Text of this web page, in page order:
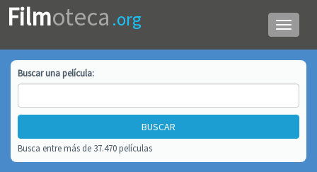
Menú
de
Filmoteca .org
Buscar unapelícula:
Busca entre más de 37.470 películas